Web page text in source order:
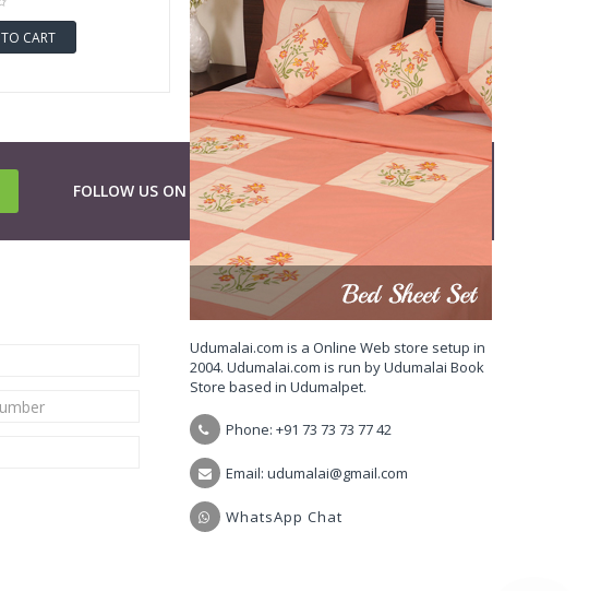
CART
FOLLOW US ON
ABOUT UDUMALAI.COM
Udumalai.com is a Online Web store setup in
2004. Udumalai.com is run by Udumalai Book
Store based in Udumalpet.
Phone: +91 73 73 73 77 42
Email: udumalai@gmail.com
WhatsApp Chat